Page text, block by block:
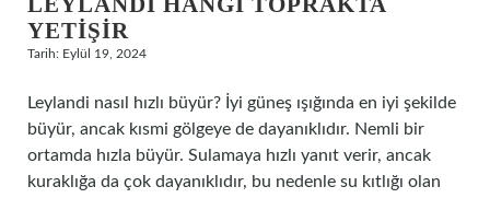
YETIŞIR
Tarih: Eylül 19, 2024
Leylandi nasıl hızlı büyür? İyi güneş ışığında en iyi şekilde
büyür, ancak kısmi gölgeye de dayanıklıdır. Nemli bir
ortamda hızla büyür. Sulamaya hızlı yanıt verir, ancak
kuraklığa da çok dayanıklıdır, bu nedenle su kıtlığı olan